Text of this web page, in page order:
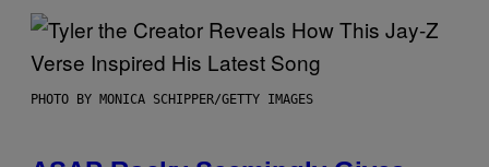
PHOTO BY MONICA SCHIPPER/GETTY IMAGES